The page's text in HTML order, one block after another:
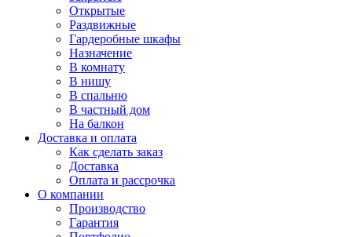
Открытые
Раздвижные
Гардеробные шкафы
Назначение
В комнату
В нишу
В спальню
В частный дом
На балкон
Доставка и оплата
Как сделать заказ
Доставка
Оплата и рассрочка
О компании
Производство
Гарантия